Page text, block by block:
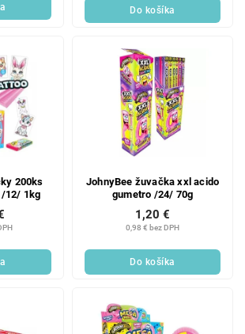
Do košíka
200ks
12/ 1kg
JohnyBee žuvačka xxl acido
gumetro /24/ 70g
0,98 € bez DPH
1,20 €
Do košíka